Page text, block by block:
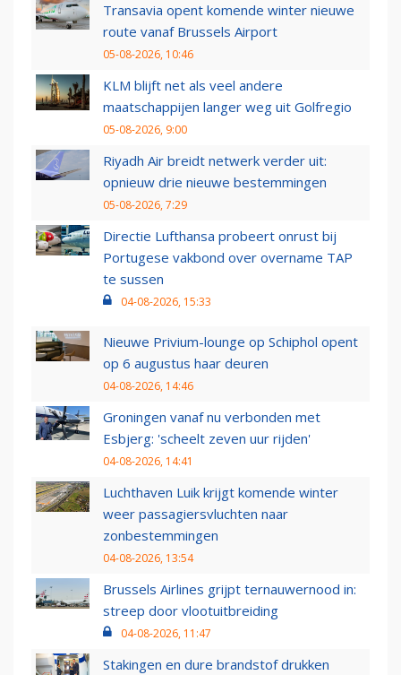
Transavia opent komende winter nieuwe
route vanaf Brussels Airport
05-08-2026, 10:46
KLM blijft net als veel andere
maatschappijen langer weg uit Golfregio
05-08-2026, 9:00
Riyadh Air breidt netwerk verder uit:
opnieuw drie nieuwe bestemmingen
05-08-2026, 7:29
Directie Lufthansa probeert onrust bij
Portugese vakbond over overname TAP
te sussen
04-08-2026, 15:33
Nieuwe Privium-lounge op Schiphol opent
op 6 augustus haar deuren
04-08-2026, 14:46
Groningen vanaf nu verbonden met
Esbjerg: 'scheelt zeven uur rijden'
04-08-2026, 14:41
Luchthaven Luik krijgt komende winter
weer passagiersvluchten naar
zonbestemmingen
04-08-2026, 13:54
Brussels Airlines grijpt ternauwernood in:
streep door vlootuitbreiding
04-08-2026, 11:47
Stakingen en dure brandstof drukken